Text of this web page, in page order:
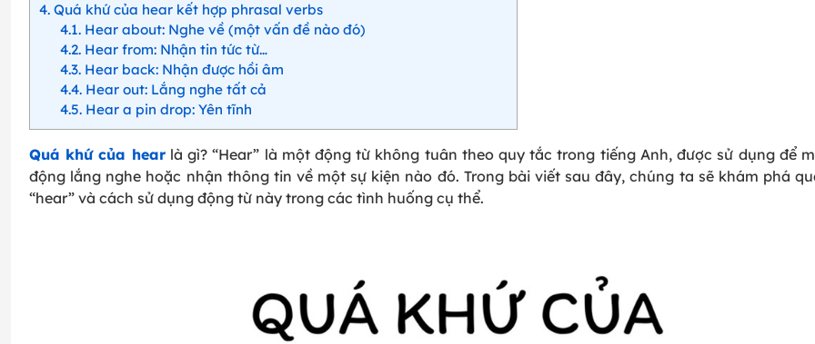
4 Quá khứ của hear kết hợp phrasal verbs
4.1Hear about: Nghe về (một vấn đề nào đó)
4.2Hear from: Nhận tin tức từ…
4.3Hear back: Nhận được hồi âm
4.4Hear out: Lắng nghe tất cả
4.5Hear a pin drop: Yên tĩnh
Quá khứ của hearlà gì? “Hear” là một động từ không tuân theo quy tắc trong tiếng Anh, được sử dụng để
động lắng nghe hoặc nhận thông tin về một sự kiện nào đó. Trong bài viết sau đây, chúng ta sẽ khám phá
“hear” và cách sử dụng động từ này trong các tình huống cụ thể.